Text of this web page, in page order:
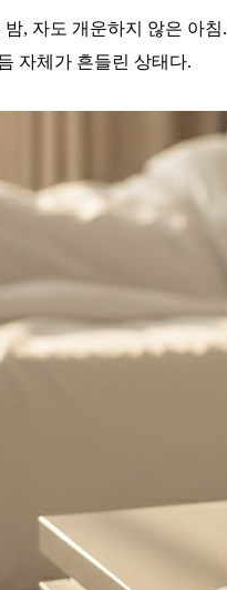
밤, 자도 개운하지 않은 아침.
자체가 흔들린 상태다.